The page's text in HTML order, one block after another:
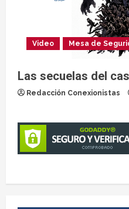
Video Mesa de
Las secuelas del
Redacción Conexionistas